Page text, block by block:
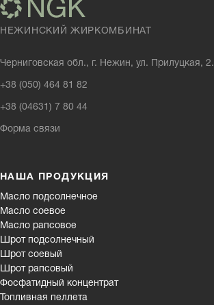
НЕЖИНСКИЙ ЖИРКОМБИНАТ
Черниговская обл., г. Нежин, ул. Прилуцкая, 2.
+38 (050) 464 81 82
+38 (04631) 7 80 44
Форма связи
НАША ПРОДУКЦИЯ
Масло подсолнечное
Масло соевое
Масло рапсовое
Шрот подсолнечный
Шрот соевый
Шрот рапсовый
Фосфатидный концентрат
Топливная пеллета